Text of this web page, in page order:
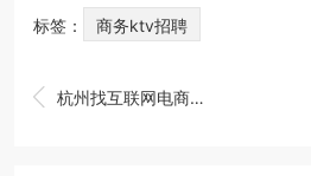
标签： 商务ktv招聘
 杭州找互联网电商相关工作的好去处